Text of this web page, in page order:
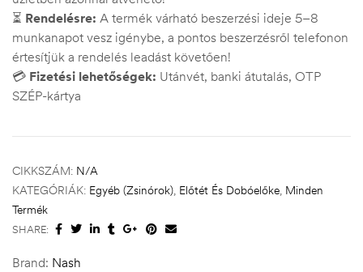
⏳ Rendelésre: A termék várható beszerzési ideje 5–8
munkanapot vesz igénybe, a pontos beszerzésről telefonon
értesítjük a rendelés leadást követően!
💳 Fizetési lehetőségek: Utánvét, banki átutalás, OTP
SZÉP-kártya
CIKKSZÁM: N/A
KATEGÓRIÁK: Egyéb (Zsinórok), Előtét És Dobóelőke, Minden
Termék
SHARE:
Brand: Nash